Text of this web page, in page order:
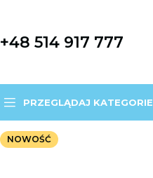
+48 514 917 777
PRZEGLĄDAJ KATEGORIE
NOWOŚĆ